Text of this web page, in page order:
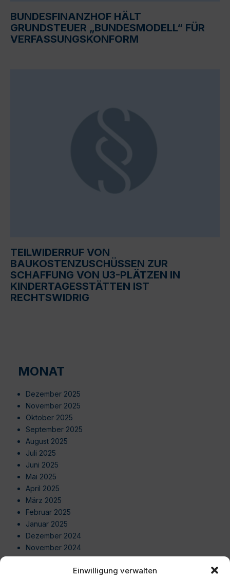
Einwilligung verwalten
BUNDESFINANZHOF HÄLT
GRUNDSTEUER „BUNDESMODELL“ FÜR
VERFASSUNGSKONFORM
TEILWIDERRUF VON
BAUKOSTENZUSCHÜSSEN ZUR
SCHAFFUNG VON U3-PLÄTZEN IN
KINDERTAGESSTÄTTEN IST
RECHTSWIDRIG
MONAT
Dezember 2025
November 2025
Oktober 2025
September 2025
August 2025
Juli 2025
Juni 2025
Mai 2025
April 2025
März 2025
Februar 2025
Januar 2025
Dezember 2024
November 2024
Oktober 2024
September 2024